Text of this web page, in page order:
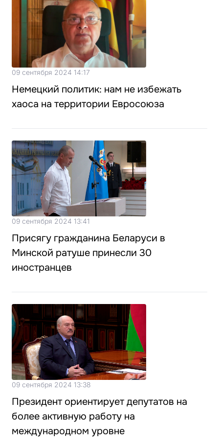
09 сентября 2024 14:17
Немецкий политик: нам не избежать
хаоса на территории Евросоюза
09 сентября 2024 13:41
Присягу гражданина Беларуси в
Минской ратуше принесли 30
иностранцев
09 сентября 2024 13:38
Президент ориентирует депутатов на
более активную работу на
международном уровне